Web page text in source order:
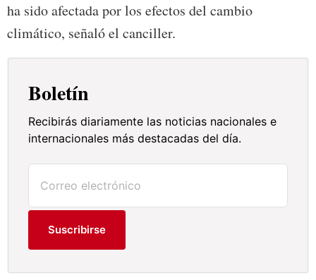
ha sido afectada por los efectos del cambio
climático, señaló el canciller.
Boletín
Recibirás diariamente las noticias nacionales e
internacionales más destacadas del día.
Suscribirse